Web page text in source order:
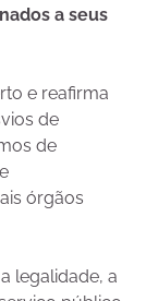
a seus
e reafirma
de
de
órgãos
legalidade, a